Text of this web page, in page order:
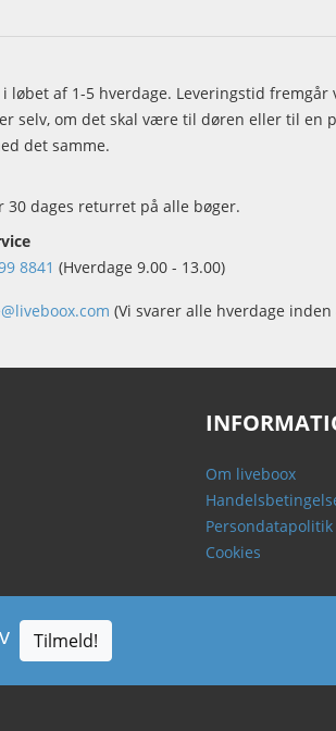
løbet af 1-5 hverdage. Leveringstid fremgår
selv, om det skal være til døren eller til en
det samme.
30 dages returret på alle bøger.
8841 (Hverdage 9.00 - 13.00)
(Vi svarer alle hverdage
Om liveboox
Persondatapolitik
Cookies
Tilmeld!